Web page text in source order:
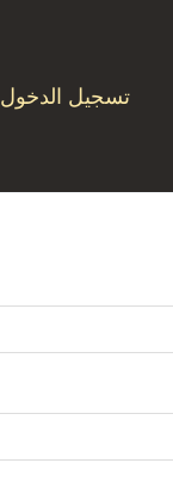
تسجيل الدخول